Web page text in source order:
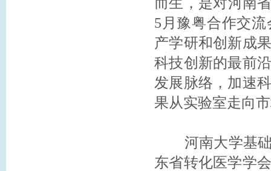
5月豫粤合作交
产学研和创新成
科技创新的最前
发展脉络，加速
果从实验室走向
河南大学基础
东省转化医学学